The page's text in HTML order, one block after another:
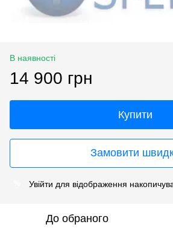
В наявності
14 900 грн
Купити
Замовити
Увійти для відображення
До обраного